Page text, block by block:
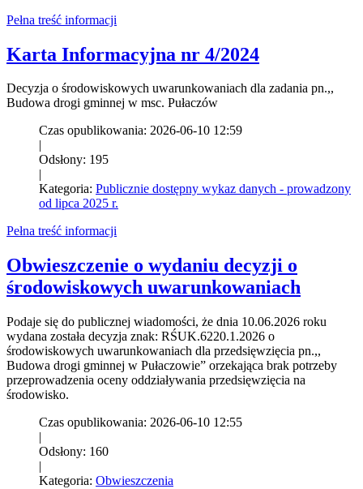
Pełna treść informacji
Karta Informacyjna nr 4/2024
Decyzja o środowiskowych uwarunkowaniach dla zadania pn.,,
Budowa drogi gminnej w msc. Pułaczów
Czas opublikowania: 2026-06-10 12:59
Odsłony: 195
Kategoria: Publicznie dostępny wykaz danych - prowadzony
od lipca 2025 r.
Pełna treść informacji
Obwieszczenie o wydaniu decyzji o
środowiskowych uwarunkowaniach
Podaje się do publicznej wiadomości, że dnia 10.06.2026 roku
wydana została decyzja znak: RŚUK.6220.1.2026 o
środowiskowych uwarunkowaniach dla przedsięwzięcia pn.,,
Budowa drogi gminnej w Pułaczowie” orzekająca brak potrzeby
przeprowadzenia oceny oddziaływania przedsięwzięcia na
środowisko.
Czas opublikowania: 2026-06-10 12:55
|
Odsłony: 160
|
Kategoria: Obwieszczenia